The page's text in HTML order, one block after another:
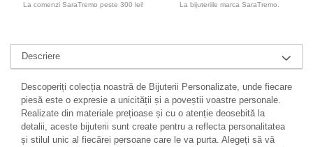
La comenzi SaraTremo peste 300 lei! La bijuteriile marca SaraTremo.
Descriere
Descoperiți colecția noastră de Bijuterii Personalizate, unde fiecare
piesă este o expresie a unicității și a poveștii voastre personale.
Realizate din materiale prețioase și cu o atenție deosebită la
detalii, aceste bijuterii sunt create pentru a reflecta personalitatea
și stilul unic al fiecărei persoane care le va purta. Alegeți să vă